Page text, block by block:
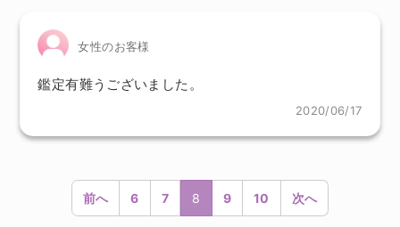
女性のお客様
鑑定有難うございました。
2020/06/17
前へ 6 7 8 9 10 次へ